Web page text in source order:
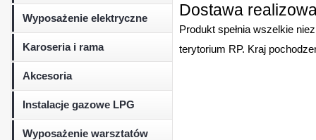
Wyposażenie elektryczne
Karoseria i rama
Akcesoria
Instalacje gazowe LPG
Wyposażenie warsztatów
Dostawa
Produkt spełnia wszelkie
terytorium RP. Kraj